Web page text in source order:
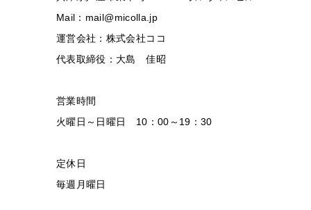
Mail：mail@micolla.jp
運営会社：株式会社ココ
代表取締役：大島 佳昭
営業時間
火曜日～日曜日 10：00～19：30
定休日
毎週月曜日